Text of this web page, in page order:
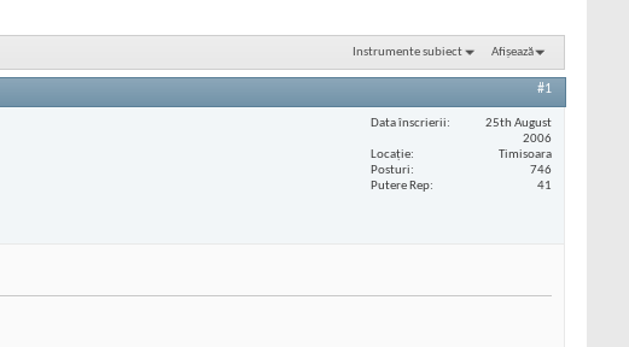
Instrumente subiect Afișează
#1
Data înscrierii
25th August
2006
Locaţie
Timisoara
Posturi
746
Putere Rep
41